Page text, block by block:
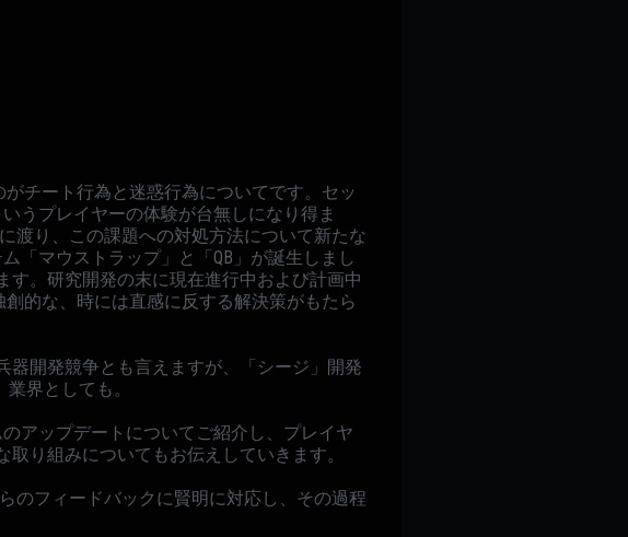
チート行為と迷惑行為についてです。セッ
うプレイヤーの体験が台無しになり得ま
渡り、この課題への対処方法について新たな
「マウストラップ」と「QB」が誕生しまし
。研究開発の末に現在進行中および計画中
的な、時には直感に反する解決策がもたら
開発競争とも言えますが、「シージ」開発
界としても。
アップデートについてご紹介し、プレイヤ
り組みについてもお伝えしていきます。
のフィードバックに賢明に対応し、その過程